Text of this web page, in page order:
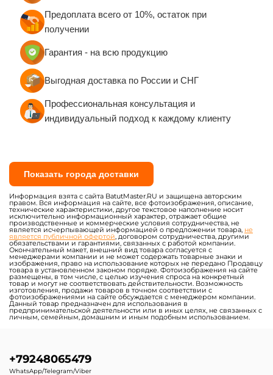
Предоплата всего от 10%, остаток при
получении
Гарантия - на всю продукцию
Выгодная доставка по России и СНГ
Профессиональная консультация и
индивидуальный подход к каждому клиенту
Показать города доставки
Информация взята с сайта BatutMaster.RU и защищена авторским
правом. Вся информация на сайте, все фотоизображения, описание,
технические характеристики, другое текстовое наполнение носит
исключительно информационный характер, отражает общие
производственные и коммерческие условия сотрудничества, не
является исчерпывающей информацией о предложении товара, не
является публичной офертой, договором сотрудничества, другими
обязательствами и гарантиями, связанных с работой компании.
Окончательный макет, внешний вид товара согласуется с
менеджерами компании и не может содержать товарные знаки и
изображения, право на использование которых не передано Продавцу
товара в установленном законом порядке. Фотоизображения на сайте
размещены, в том числе, с целью изучения спроса на конкретный
товар и могут не соответствовать действительности. Возможность
изготовления, продажи товаров в точном соответствии с
фотоизображениями на сайте обсуждается с менеджером компании.
Данный товар предназначен для использования в
предпринимательской деятельности или в иных целях, не связанных с
личным, семейным, домашним и иным подобным использованием.
+79248065479
WhatsApp/Telegram/Viber